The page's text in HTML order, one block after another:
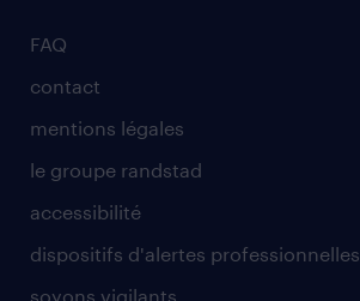
FAQ
contact
mentions légales
le groupe randstad
accessibilité
dispositifs d'alertes professionnelles
soyons vigilants